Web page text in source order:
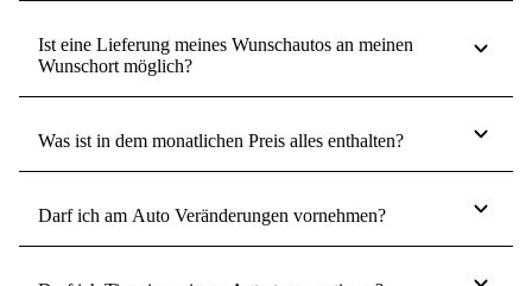
Ist eine Lieferung meines Wunschautos an meinen
Wunschort möglich?
Was ist in dem monatlichen Preis alles enthalten?
Darf ich am Auto Veränderungen vornehmen?